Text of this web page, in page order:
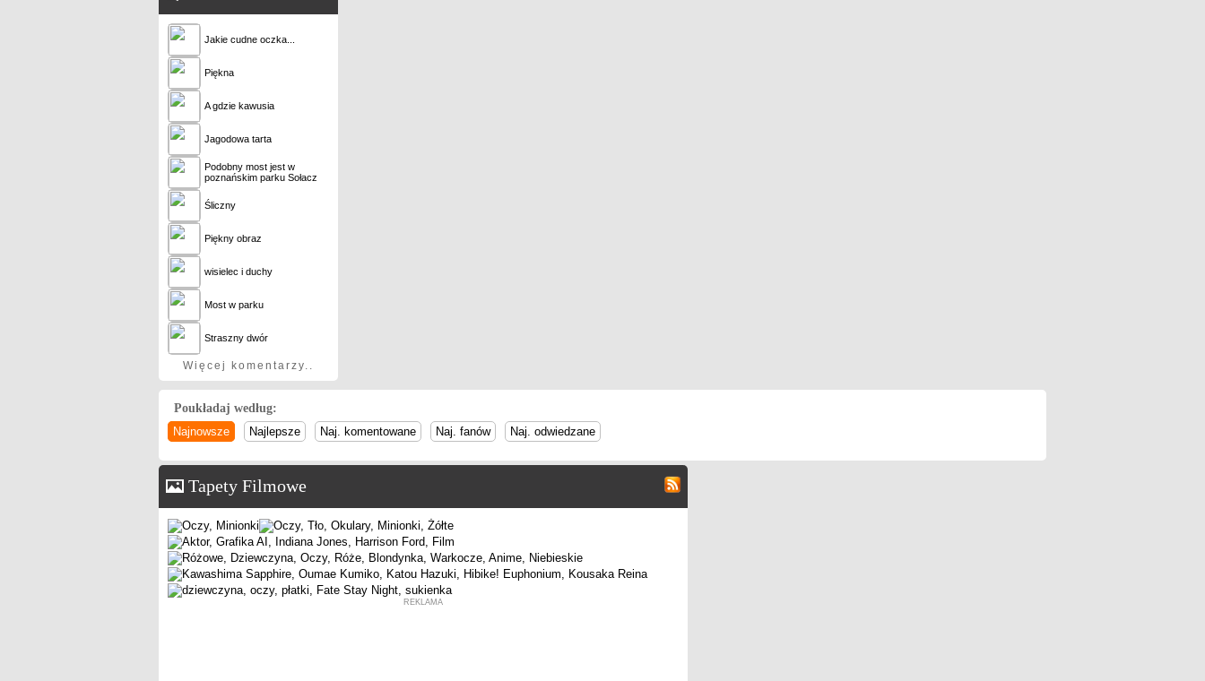
Jakie cudne oczka...
Piękna
A gdzie kawusia
Jagodowa tarta
Podobny most jest w
poznańskim parku Sołacz
Śliczny
Piękny obraz
wisielec i duchy
Most w parku
Straszny dwór
Więcej komentarzy..
Poukładaj według:
Najnowsze
Najlepsze Naj. komentowane Naj. fanów Naj. odwiedzane
Tapety Filmowe
REKLAMA